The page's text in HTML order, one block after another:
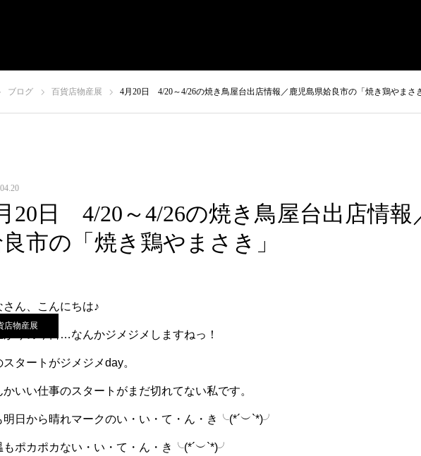
ブログ 百貨店物産展 4月20日 4/20～4/26の焼き鳥屋台出店情報／鹿児島県姶良市の「焼き鶏やまさ
20日 4/20～4/26の焼き鳥屋台出店情報
市の「焼き鶏やまさき」
店物産展
さん、こんにちは♪
がりの今日…なんかジメジメしますねっ！
スタートがジメジメday。
かいい仕事のスタートがまだ切れてない私です。
明日から晴れマークのい・い・て・ん・き╰(*´︶`*)╯
もポカポカない・い・て・ん・き╰(*´︶`*)╯